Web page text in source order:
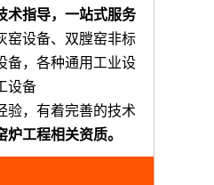
术指导，一站式服务
窑设备、双膛窑非标
备，各种通用工业设
设备
验，有着完善的技术
炉工程相关资质。